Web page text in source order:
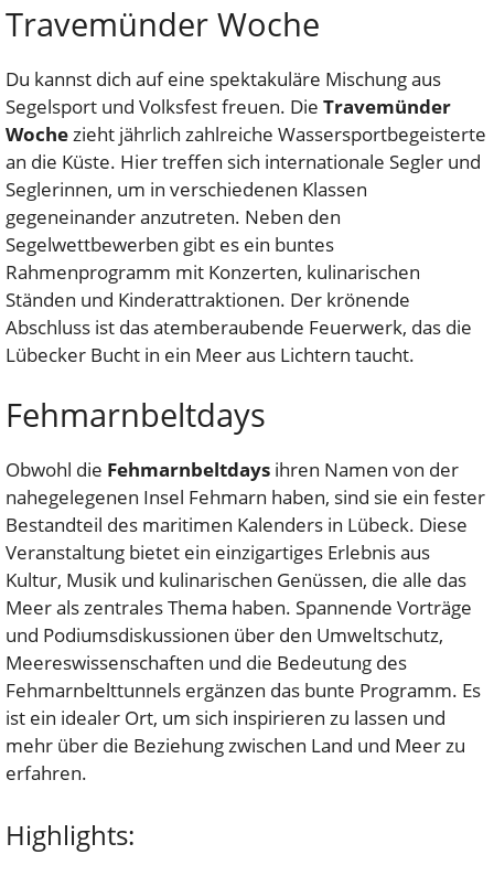
Travemünder Woche
Du kannst dich auf eine spektakuläre Mischung aus
Segelsport und Volksfest freuen. Die Travemünder
Woche zieht jährlich zahlreiche Wassersportbegeisterte
an die Küste. Hier treffen sich internationale Segler und
Seglerinnen, um in verschiedenen Klassen
gegeneinander anzutreten. Neben den
Segelwettbewerben gibt es ein buntes
Rahmenprogramm mit Konzerten, kulinarischen
Ständen und Kinderattraktionen. Der krönende
Abschluss ist das atemberaubende Feuerwerk, das die
Lübecker Bucht in ein Meer aus Lichtern taucht.
Fehmarnbeltdays
Obwohl die Fehmarnbeltdays ihren Namen von der
nahegelegenen Insel Fehmarn haben, sind sie ein fester
Bestandteil des maritimen Kalenders in Lübeck. Diese
Veranstaltung bietet ein einzigartiges Erlebnis aus
Kultur, Musik und kulinarischen Genüssen, die alle das
Meer als zentrales Thema haben. Spannende Vorträge
und Podiumsdiskussionen über den Umweltschutz,
Meereswissenschaften und die Bedeutung des
Fehmarnbelttunnels ergänzen das bunte Programm. Es
ist ein idealer Ort, um sich inspirieren zu lassen und
mehr über die Beziehung zwischen Land und Meer zu
erfahren.
Highlights: